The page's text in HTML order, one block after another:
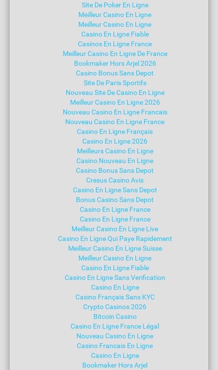
Site De Poker En Ligne
Meilleur Casino En Ligne
Meilleur Casino En Ligne
Casino En Ligne Fiable
Casinos En Ligne France
Meilleur Casino En Ligne De France
Bookmaker Hors Arjel 2026
Casino Bonus Sans Depot
Site De Paris Sportifs
Nouveau Site De Casino En Ligne
Meilleur Casino En Ligne 2026
Nouveau Casino En Ligne Francais
Nouveau Casino En Ligne France
Casino En Ligne Français
Casino En Ligne 2026
Meilleurs Casino En Ligne
Casino Nouveau En Ligne
Casino Bonus Sans Depot
Cresus Casino Avis
Casino En Ligne Sans Depot
Bonus Casino Sans Depot
Casino En Ligne France
Casino En Ligne France
Meilleur Casino En Ligne Live
Casino En Ligne Qui Paye Rapidement
Meilleur Casino En Ligne Suisse
Meilleur Casino En Ligne
Casino En Ligne Fiable
Casino En Ligne Sans Verification
Casino En Ligne
Casino Français Sans KYC
Crypto Casinos 2026
Bitcoin Casino
Casino En Ligne France Légal
Nouveau Casino En Ligne
Casino Francais En Ligne
Casino En Ligne
Bookmaker Hors Arjel